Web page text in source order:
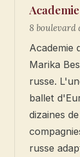
8 boulevard
Academie
Marika
russe.
ballet
dizaines
russe